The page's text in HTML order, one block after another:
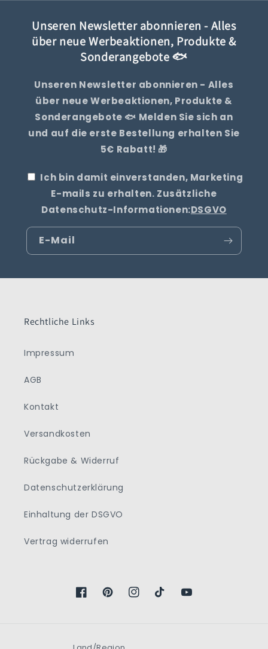
Unseren Newsletter abonnieren - Alles
über neue Werbeaktionen, Produkte &
Sonderangebote 🐟
Unseren Newsletter abonnieren - Alles
über neue Werbeaktionen, Produkte &
Sonderangebote 🐟 Melden Sie sich an
und auf die erste Bestellung erhalten Sie
5€ Rabatt! 🎁
Ich bin damit einverstanden, Marketing
E-mails zu erhalten. Zusätzliche
Datenschutz-Informationen:DSGVO
E-Mail
Rechtliche Links
Impressum
AGB
Kontakt
Versandkosten
Rückgabe & Widerruf
Datenschutzerklärung
Einhaltung der DSGVO
Vertrag widerrufen
FacebookPinterestInstagramTikTokYouTube